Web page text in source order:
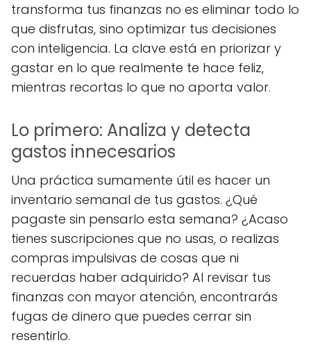
transforma tus finanzas no es eliminar todo lo
que disfrutas, sino optimizar tus decisiones
con inteligencia. La clave está en priorizar y
gastar en lo que realmente te hace feliz,
mientras recortas lo que no aporta valor.
Lo primero: Analiza y detecta
gastos innecesarios
Una práctica sumamente útil es hacer un
inventario semanal de tus gastos. ¿Qué
pagaste sin pensarlo esta semana? ¿Acaso
tienes suscripciones que no usas, o realizas
compras impulsivas de cosas que ni
recuerdas haber adquirido? Al revisar tus
finanzas con mayor atención, encontrarás
fugas de dinero que puedes cerrar sin
resentirlo.